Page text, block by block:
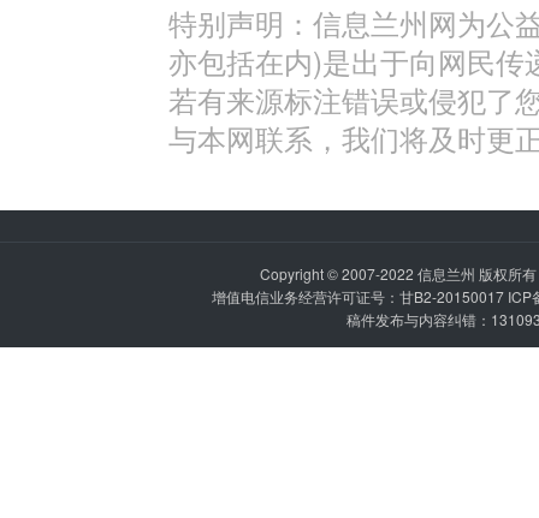
特别声明：信息兰州网为公
亦包括在内)是出于向网民
若有来源标注错误或侵犯了
与本网联系，我们将及时更
Copyright © 2007-2022 信息兰州 版权所
增值电信业务经营许可证号：甘B2-20150017 ICP
稿件发布与内容纠错：